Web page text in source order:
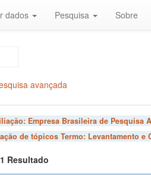
dados Pesquisa Sobre
avançada
Empresa Brasileira de Pesquisa
de tópicos Termo: Levantamento e
Resultado